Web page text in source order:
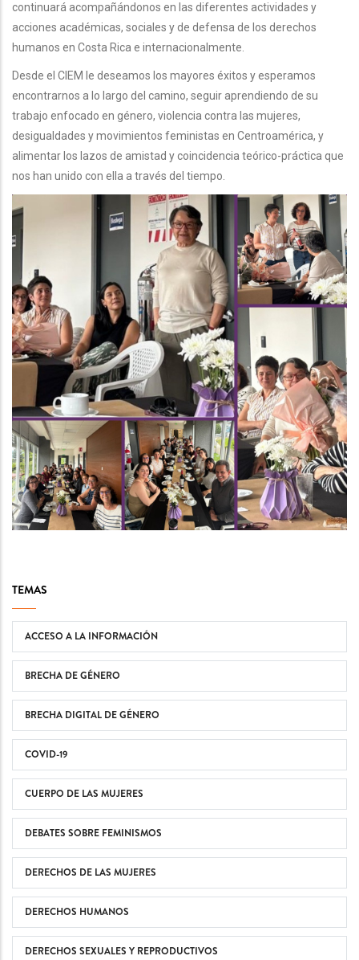
continuará acompañándonos en las diferentes actividades y
acciones académicas, sociales y de defensa de los derechos
humanos en Costa Rica e internacionalmente.
Desde el CIEM le deseamos los mayores éxitos y esperamos
encontrarnos a lo largo del camino, seguir aprendiendo de su
trabajo enfocado en género, violencia contra las mujeres,
desigualdades y movimientos feministas en Centroamérica, y
alimentar los lazos de amistad y coincidencia teórico-práctica que
nos han unido con ella a través del tiempo.
TEMAS
ACCESO A LA INFORMACIÓN
BRECHA DE GÉNERO
BRECHA DIGITAL DE GÉNERO
COVID-19
CUERPO DE LAS MUJERES
DEBATES SOBRE FEMINISMOS
DERECHOS DE LAS MUJERES
DERECHOS HUMANOS
DERECHOS SEXUALES Y REPRODUCTIVOS